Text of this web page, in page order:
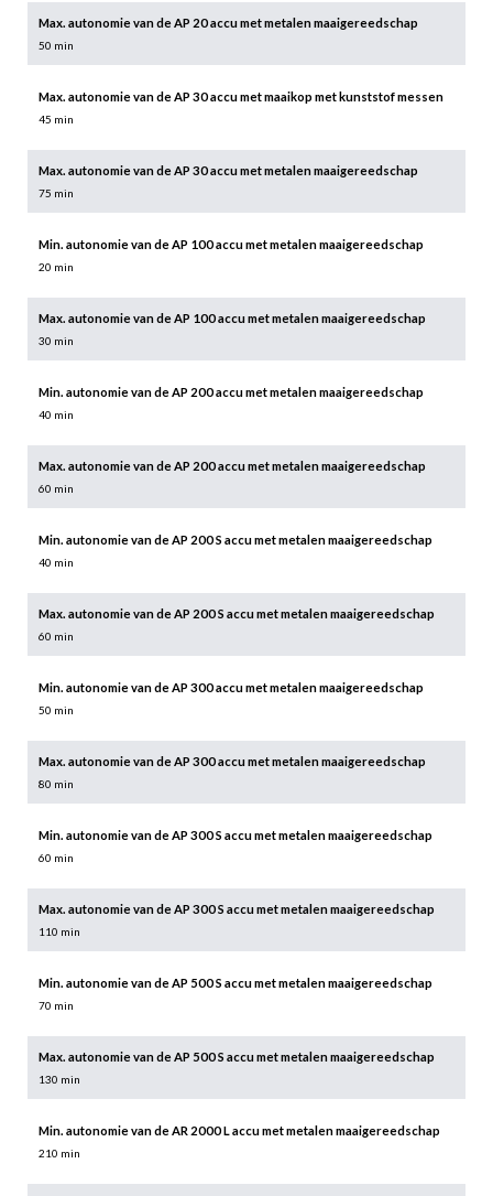
Max. autonomie van de AP 20 accu met metalen maaigereedschap
50 min
Max. autonomie van de AP 30 accu met maaikop met kunststof messen
45 min
Max. autonomie van de AP 30 accu met metalen maaigereedschap
75 min
Min. autonomie van de AP 100 accu met metalen maaigereedschap
20 min
Max. autonomie van de AP 100 accu met metalen maaigereedschap
30 min
Min. autonomie van de AP 200 accu met metalen maaigereedschap
40 min
Max. autonomie van de AP 200 accu met metalen maaigereedschap
60 min
Min. autonomie van de AP 200 S accu met metalen maaigereedschap
40 min
Max. autonomie van de AP 200 S accu met metalen maaigereedschap
60 min
Min. autonomie van de AP 300 accu met metalen maaigereedschap
50 min
Max. autonomie van de AP 300 accu met metalen maaigereedschap
80 min
Min. autonomie van de AP 300 S accu met metalen maaigereedschap
60 min
Max. autonomie van de AP 300 S accu met metalen maaigereedschap
110 min
Min. autonomie van de AP 500 S accu met metalen maaigereedschap
70 min
Max. autonomie van de AP 500 S accu met metalen maaigereedschap
130 min
Min. autonomie van de AR 2000 L accu met metalen maaigereedschap
210 min